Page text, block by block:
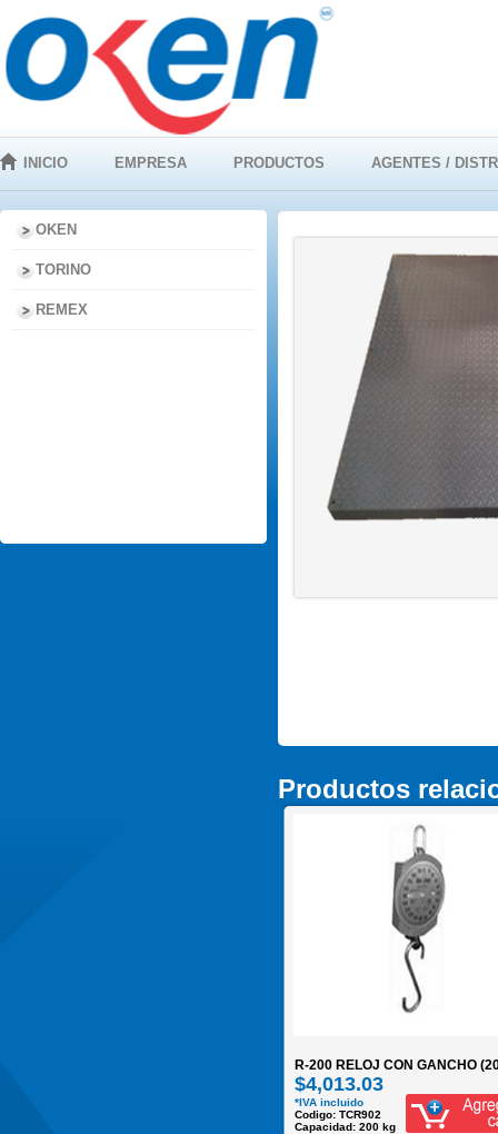
INICIO EMPRESA PRODUCTOS AGENTES /
OKEN
TORINO
REMEX
Productos
R-200 RELOJ CON GANCHO
$4,013.03
*IVA incluido
Codigo: TCR902
Capacidad: 200 kg